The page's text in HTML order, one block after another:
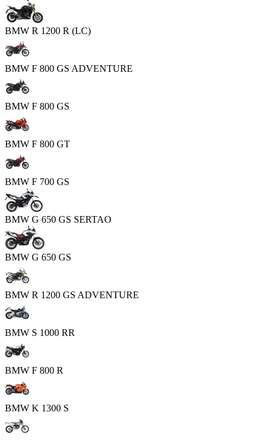
BMW R 1200 R (LC)
BMW F 800 GS ADVENTURE
BMW F 800 GS
BMW F 800 GT
BMW F 700 GS
BMW G 650 GS SERTAO
BMW G 650 GS
BMW R 1200 GS ADVENTURE
BMW S 1000 RR
BMW F 800 R
BMW K 1300 S